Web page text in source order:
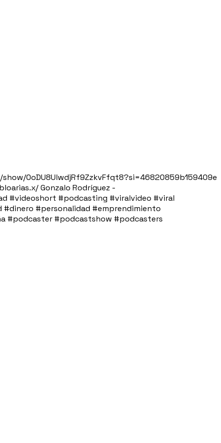
0oDU8UlwdjRf9ZzkvFfqt8?si=46820859b159409e
Gonzalo Rodríguez -
#videoshort #podcasting #viralvideo #viral
#personalidad #emprendimiento
#podcaster #podcastshow #podcasters